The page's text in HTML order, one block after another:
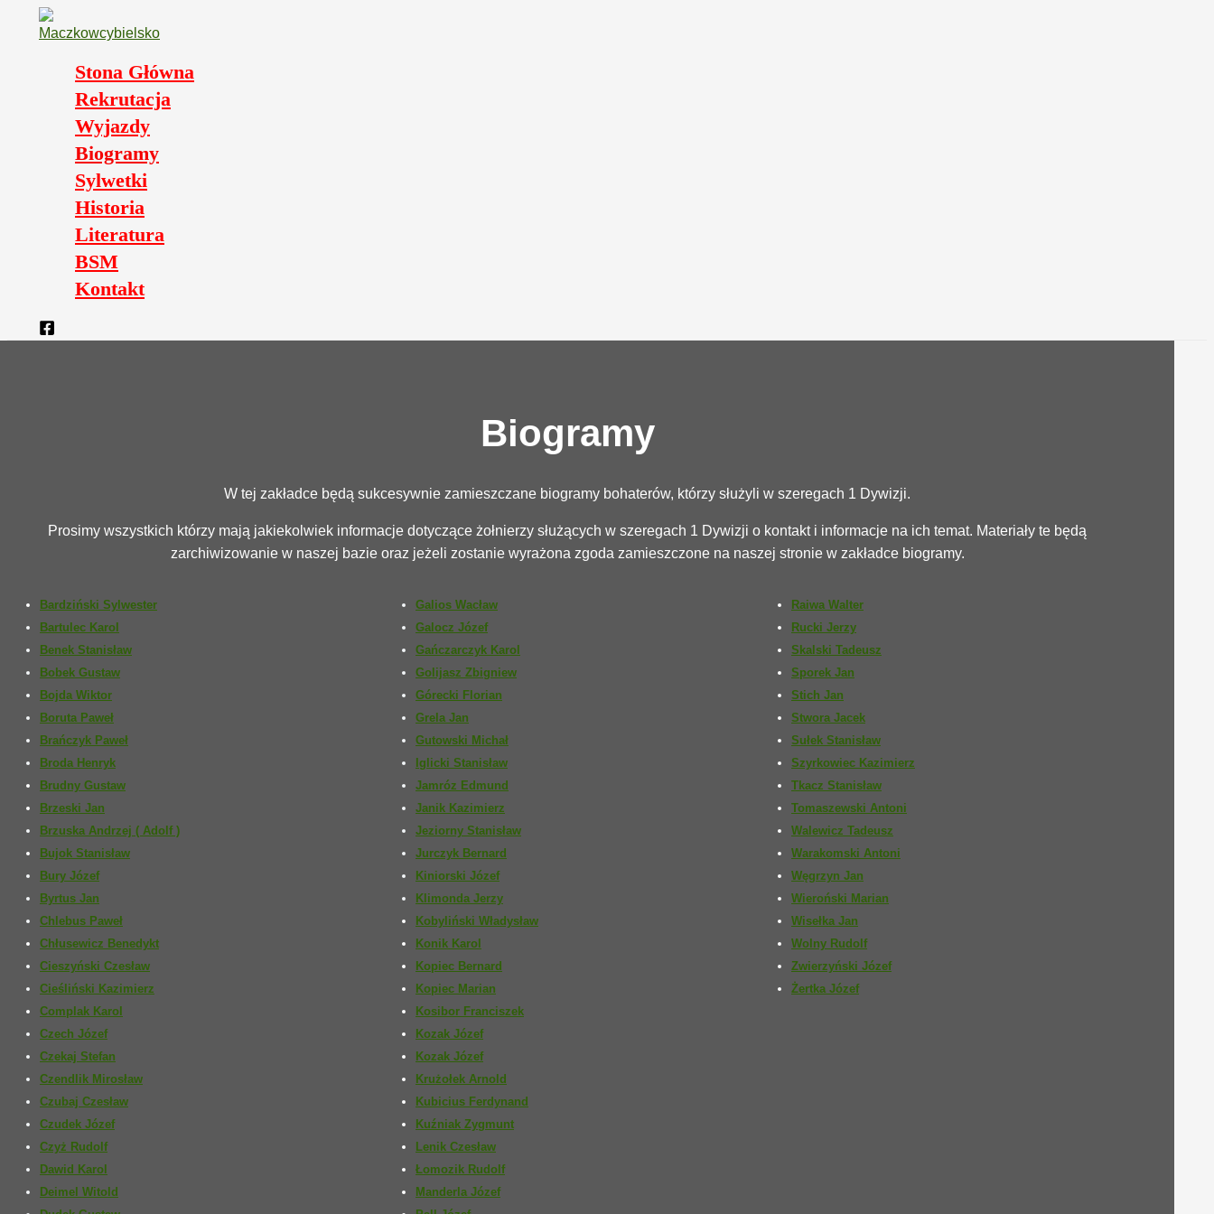
Przejdź
Stona Główna
Rekrutacja
Wyjazdy
Biogramy
Sylwetki
Historia
Literatura
BSM
Kontakt
Biogramy
W tej zakładce będą sukcesywnie zamieszczane biogramy bohaterów, którzy służyli w szeregach 1 Dywizji.
Prosimy wszystkich którzy mają jakiekolwiek informacje dotyczące żołnierzy służących w szeregach 1 Dywizji o kontakt i informacje na ich temat. Materiały te będą
zarchiwizowanie w naszej bazie oraz jeżeli zostanie wyrażona zgoda zamieszczone na naszej stronie w zakładce biogramy.
Bardziński Sylwester
Bartulec Karol
Benek Stanisław
Bobek Gustaw
Bojda Wiktor
Boruta Paweł
Brańczyk Paweł
Broda Henryk
Brudny Gustaw
Brzeski Jan
Brzuska Andrzej ( Adolf )
Bujok Stanisław
Bury Józef
Byrtus Jan
Chlebus Paweł
Chłusewicz Benedykt
Cieszyński Czesław
Cieśliński Kazimierz
Complak Karol
Czech Józef
Czekaj Stefan
Czendlik Mirosław
Czubaj Czesław
Czudek Józef
Czyż Rudolf
Dawid Karol
Deimel Witold
Galios Wacław
Galocz Józef
Gańczarczyk Karol
Golijasz Zbigniew
Górecki Florian
Grela Jan
Gutowski Michał
Iglicki Stanisław
Jamróz Edmund
Janik Kazimierz
Jeziorny Stanisław
Jurczyk Bernard
Kiniorski Józef
Klimonda Jerzy
Kobyliński Władysław
Konik Karol
Kopiec Bernard
Kopiec Marian
Kosibor Franciszek
Kozak Józef
Kozak Józef
Krużołek Arnold
Kubicius Ferdynand
Kuźniak Zygmunt
Lenik Czesław
Łomozik Rudolf
Manderla Józef
Raiwa Walter
Rucki Jerzy
Skalski Tadeusz
Sporek Jan
Stich Jan
Stwora Jacek
Sułek Stanisław
Szyrkowiec Kazimierz
Tkacz Stanisław
Tomaszewski Antoni
Walewicz Tadeusz
Warakomski Antoni
Węgrzyn Jan
Wieroński Marian
Wisełka Jan
Wolny Rudolf
Zwierzyński Józef
Żertka Józef